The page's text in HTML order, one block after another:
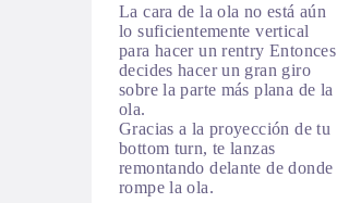
La cara de la ola no está aún
lo suficientemente vertical
para hacer un rentry Entonces
decides hacer un gran giro
sobre la parte más plana de la
ola.
Gracias a la proyección de tu
bottom turn, te lanzas
remontando delante de donde
rompe la ola.